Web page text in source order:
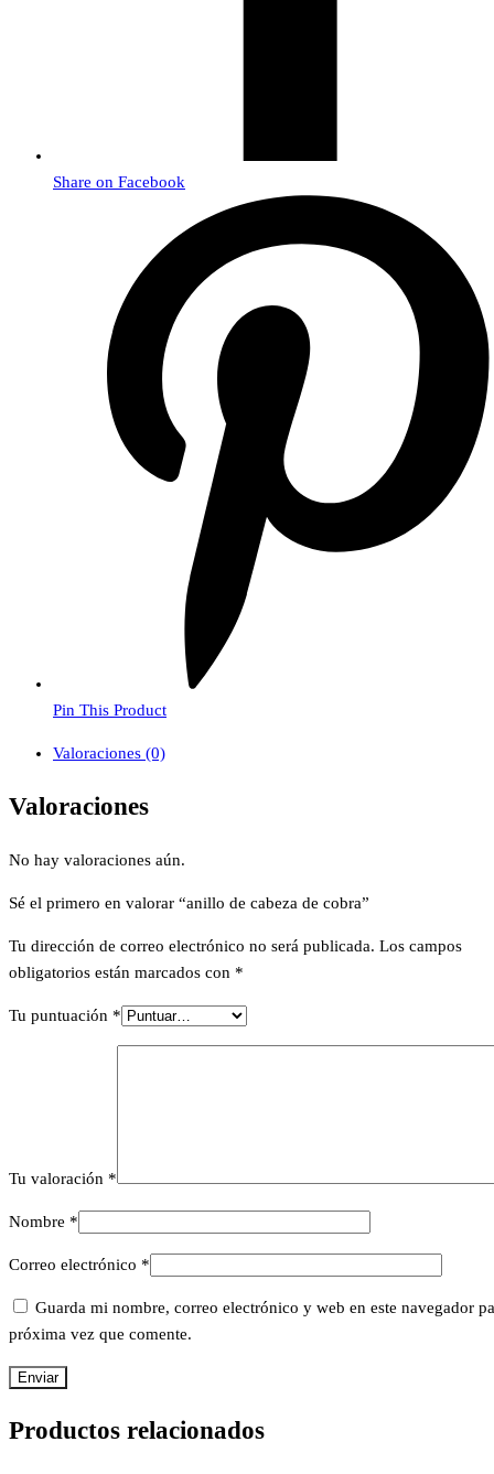
Share on Facebook
Pin This Product
Valoraciones (0)
Valoraciones
No hay valoraciones aún.
Sé el primero en valorar “anillo de cabeza de cobra”
Tu dirección de correo electrónico no será publicada. Los campos
obligatorios están marcados con *
Tu puntuación *
Tu valoración *
Nombre *
Correo electrónico *
Guarda mi nombre, correo electrónico y web en este navegador
próxima vez que comente.
Productos relacionados